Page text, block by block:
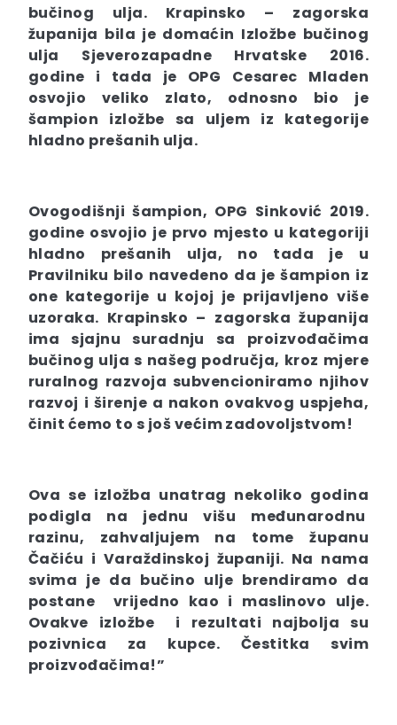
bučinog ulja. Krapinsko – zagorska
županija bila je domaćin Izložbe bučinog
ulja Sjeverozapadne Hrvatske 2016.
godine i tada je OPG Cesarec Mladen
osvojio veliko zlato, odnosno bio je
šampion izložbe sa uljem iz kategorije
hladno prešanih ulja.
Ovogodišnji šampion, OPG Sinković 2019.
godine osvojio je prvo mjesto u kategoriji
hladno prešanih ulja, no tada je u
Pravilniku bilo navedeno da je šampion iz
one kategorije u kojoj je prijavljeno više
uzoraka. Krapinsko – zagorska županija
ima sjajnu suradnju sa proizvođačima
bučinog ulja s našeg područja, kroz mjere
ruralnog razvoja subvencioniramo njihov
razvoj i širenje a nakon ovakvog uspjeha,
činit ćemo to s još većim zadovoljstvom!
Ova se izložba unatrag nekoliko godina
podigla na jednu višu međunarodnu
razinu, zahvaljujem na tome županu
Čačiću i Varaždinskoj županiji. Na nama
svima je da bučino ulje brendiramo da
postane vrijedno kao i maslinovo ulje.
Ovakve izložbe i rezultati najbolja su
pozivnica za kupce. Čestitka svim
proizvođačima!”